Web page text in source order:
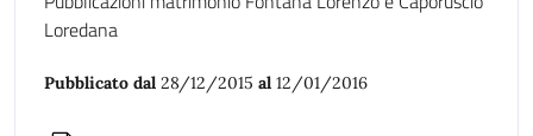
Loredana
Pubblicato dal 28/12/2015 al 12/01/2016